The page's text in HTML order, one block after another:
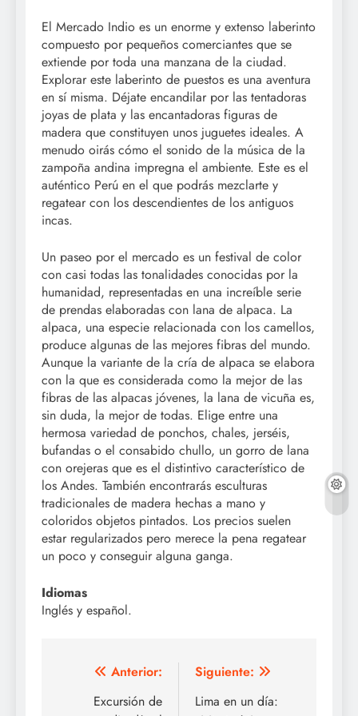
El Mercado Indio es un enorme y extenso laberinto
compuesto por pequeños comerciantes que se
extiende por toda una manzana de la ciudad.
Explorar este laberinto de puestos es una aventura
en sí misma. Déjate encandilar por las tentadoras
joyas de plata y las encantadoras figuras de
madera que constituyen unos juguetes ideales. A
menudo oirás cómo el sonido de la música de la
zampoña andina impregna el ambiente. Este es el
auténtico Perú en el que podrás mezclarte y
regatear con los descendientes de los antiguos
incas.
Un paseo por el mercado es un festival de color
con casi todas las tonalidades conocidas por la
humanidad, representadas en una increíble serie
de prendas elaboradas con lana de alpaca. La
alpaca, una especie relacionada con los camellos,
produce algunas de las mejores fibras del mundo.
Aunque la variante de la cría de alpaca se elabora
con la que es considerada como la mejor de las
fibras de las alpacas jóvenes, la lana de vicuña es,
sin duda, la mejor de todas. Elige entre una
hermosa variedad de ponchos, chales, jerséis,
bufandas o el consabido chullo, un gorro de lana
con orejeras que es el distintivo característico de
los Andes. También encontrarás esculturas
tradicionales de madera hechas a mano y
coloridos objetos pintados. Los precios suelen
estar regularizados pero merece la pena regatear
un poco y conseguir alguna ganga.
Idiomas
Inglés y español.
Navegación
Anterior:
Excursión de
Siguiente:
Lima en un día: